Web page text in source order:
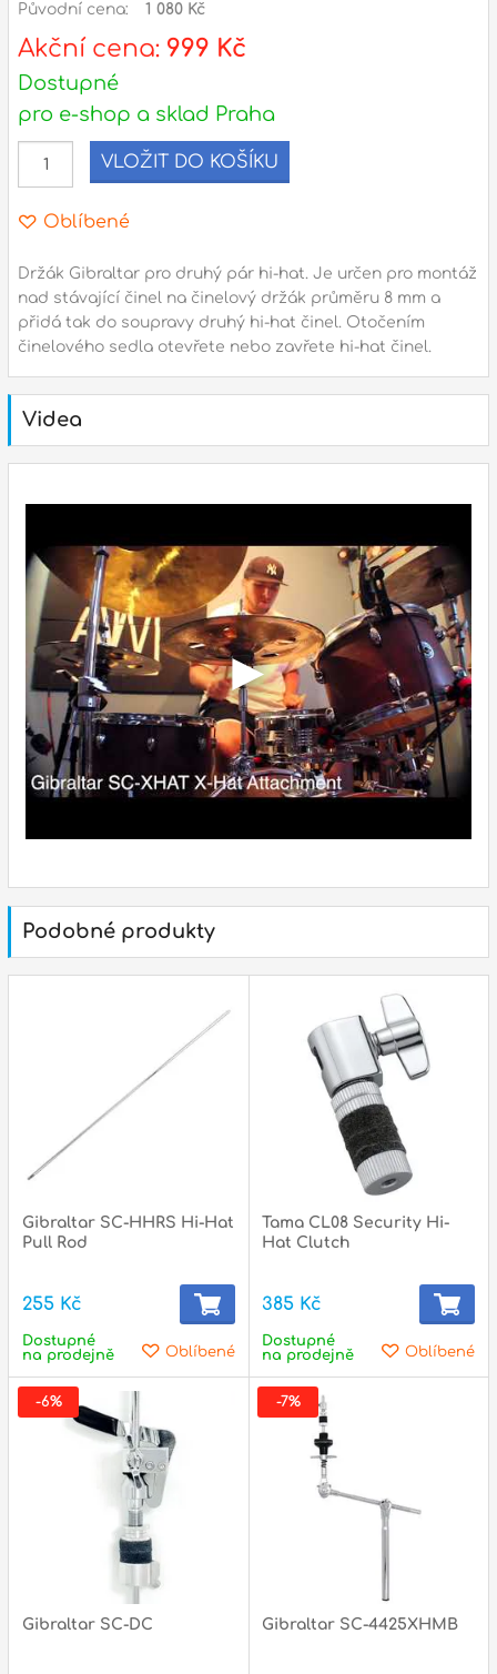
Adresa
Seifertova 69,
Praha 3 - 130 00 (mapa)
gsm.: +420 777 888 408
gsm.: +420 777 888 088
tel.: +420 222 782 732
Otevírací doba
pondělí – pátek :10:00 – 18:00
sobota :ZAVŘENO
státní svátky :
Původní cena:
1 080 Kč
Akční cena: 999 Kč
Dostupné
pro e-shop a sklad Praha
VLOŽIT DO KOŠÍKU
Oblíbené
Držák Gibraltar pro druhý pár hi-hat. Je určen pro montáž
nad stávající činel na činelový držák průměru 8 mm a
přidá tak do soupravy druhý hi-hat činel. Otočením
činelového sedla otevřete nebo zavřete hi-hat činel.
Videa
Podobné produkty
Gibraltar SC-HHRS Hi-Hat
Pull Rod
255 Kč
Oblíbené
Dostupné
na prodejně
Tama CL08 Security Hi-
Hat Clutch
385 Kč
Oblíbené
Dostupné
na prodejně
Gibraltar SC-DC
-6%
Gibraltar SC-4425XHMB
-7%